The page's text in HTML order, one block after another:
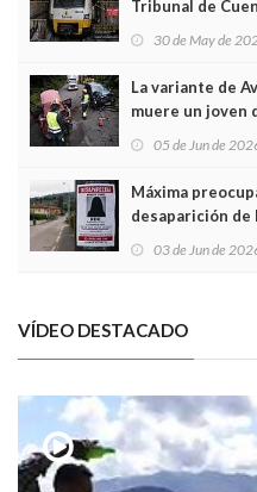
Tribunal de
sobrecoste de
30 de May de
La variante de
muere un joven
frontal
05 de Jun de
Máxima
desaparición de
03 de Jun de
VÍDEO DESTACADO